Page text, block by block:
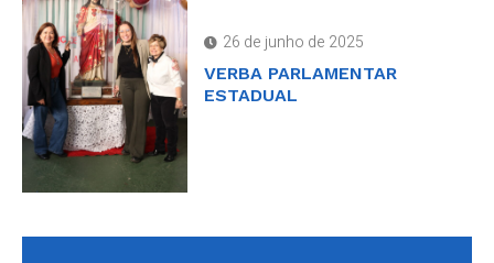
26 de junho de 2025
VERBA PARLAMENTAR
ESTADUAL